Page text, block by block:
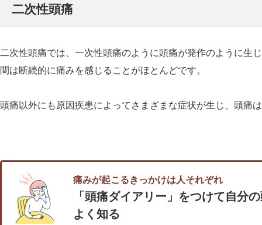
二次性頭痛
二次性頭痛では、一次性頭痛のように頭痛が発作のように生
間は断続的に痛みを感じることがほとんどです。
頭痛以外にも原因疾患によってさまざまな症状が生じ、頭痛
痛みが起こるきっかけは人それぞれ
「頭痛ダイアリー」をつけて自分
よく知る